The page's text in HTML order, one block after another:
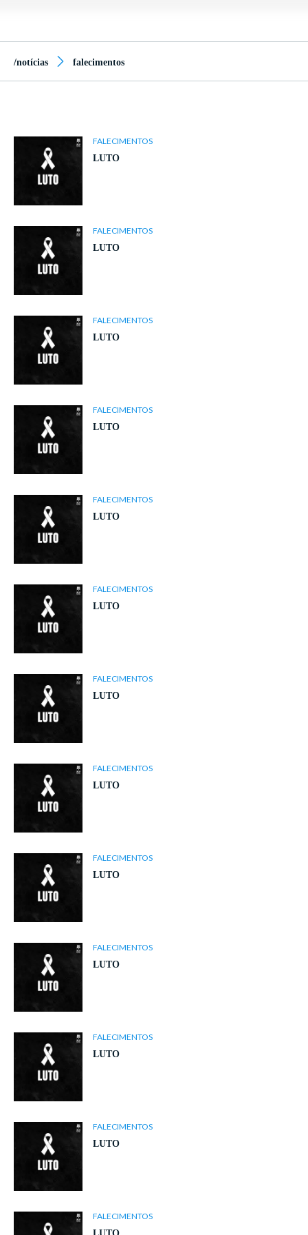
/notícias falecimentos
FALECIMENTOS
LUTO
FALECIMENTOS
LUTO
FALECIMENTOS
LUTO
FALECIMENTOS
LUTO
FALECIMENTOS
LUTO
FALECIMENTOS
LUTO
FALECIMENTOS
LUTO
FALECIMENTOS
LUTO
FALECIMENTOS
LUTO
FALECIMENTOS
LUTO
FALECIMENTOS
LUTO
FALECIMENTOS
LUTO
FALECIMENTOS